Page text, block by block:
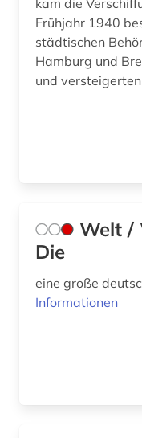
kam die
Frühjahr 1940
städtischen
Hamburg und
und versteigerten
Welt / Welt am Sonntag,
Die
eine große
Informationen